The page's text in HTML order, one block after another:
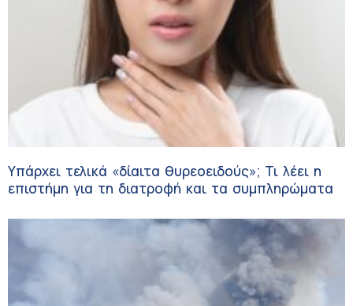
Υπάρχει τελικά «δίαιτα θυρεοειδούς»; Τι λέει η
επιστήμη για τη διατροφή και τα συμπληρώματα